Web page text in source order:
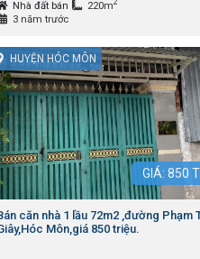
Nhà đất bán 220m2
3 năm trước
HUYỆN HÓC MÔN
GIÁ: 850
căn nhà 1 lầu 72m2 ,đường Phạm
Môn,giá 850 triệu.